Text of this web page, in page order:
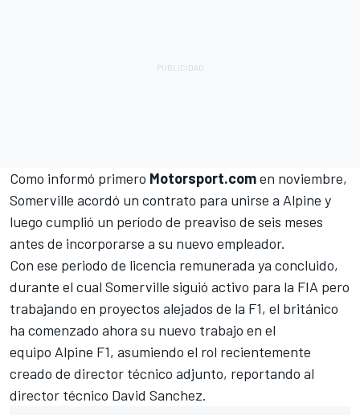
Como informó primero Motorsport.comen noviembre,
Somerville acordó un contrato para unirse a Alpine y
luego cumplió un período de preaviso de seis meses
antes de incorporarse a su nuevo empleador.
Con ese periodo de licencia remunerada ya concluido,
durante el cual Somerville siguió activo para la FIA pero
trabajando en proyectos alejados de la F1, el británico
ha comenzado ahora su nuevo trabajo en el
equipo Alpine F1, asumiendo el rol recientemente
creado de director técnico adjunto, reportando al
director técnico David Sanchez.